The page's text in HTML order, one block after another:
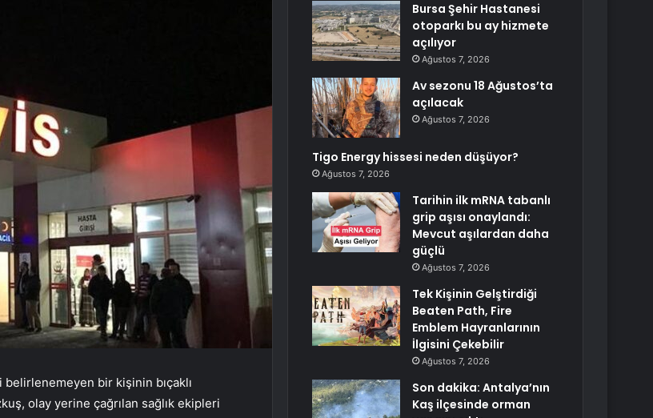
bir kişinin bıçaklı
olay yerine çağrılan sağlık ekipleri
Bursa Şehir Hastanesi
otoparkı bu ay hizmete
açılıyor
Ağustos 7, 2026
Av sezonu 18 Ağustos’ta
açılacak
Ağustos 7, 2026
Tigo Energy hissesi neden düşüyor?
Ağustos 7, 2026
Tarihin ilk mRNA tabanlı
grip aşısı onaylandı:
Mevcut aşılardan daha
güçlü
Ağustos 7, 2026
Tek Kişinin Gelştirdiği
Beaten Path, Fire
Emblem Hayranlarının
İlgisini Çekebilir
Ağustos 7, 2026
Son dakika: Antalya’nın
Kaş ilçesinde orman